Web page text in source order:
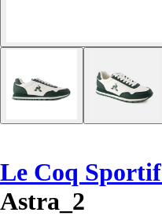
Le Coq Sportif
Astra_2